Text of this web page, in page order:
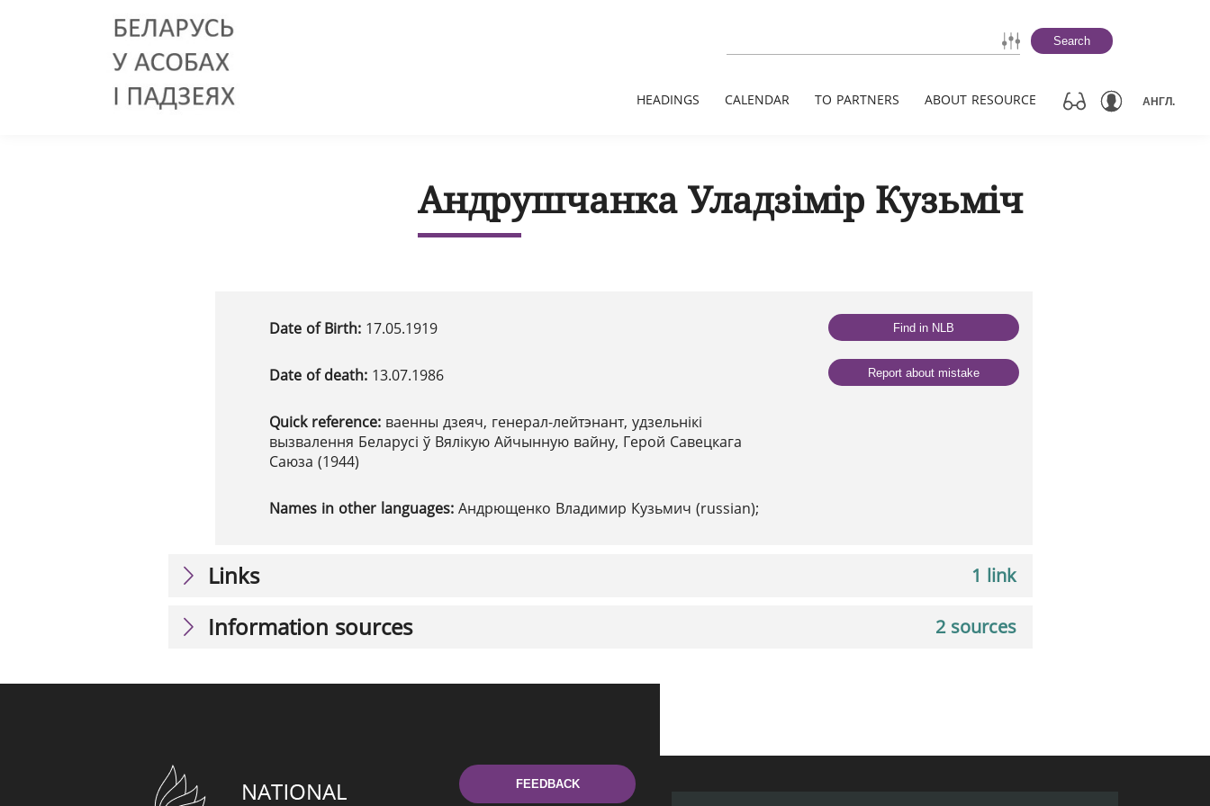
Search
HEADINGS CALENDAR TO PARTNERS ABOUT RESOURCE АНГЛ.
Андрушчанка Уладзімір Кузьміч
Date of Birth: 17.05.1919
Date of death: 13.07.1986
Quick reference: ваенны дзеяч, генерал-лейтэнант, удзельнікі
вызвалення Беларусі ў Вялікую Айчынную вайну, Герой Савецкага
Саюза (1944)
Names in other languages: Андрющенко Владимир Кузьмич (russian);
Find in NLB
Report about mistake
1 link
Links
2 sources
Information sources
FEEDBACK